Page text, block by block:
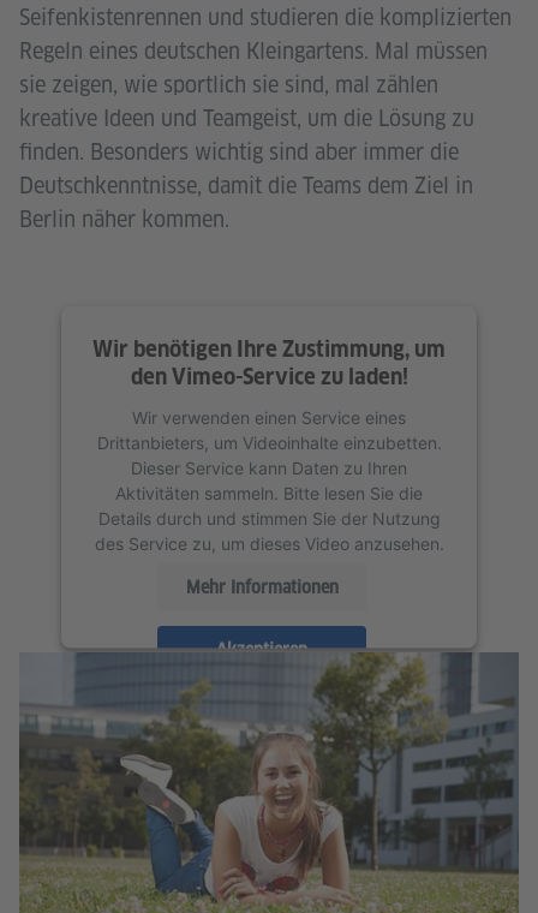
Seifenkistenrennen und studieren die komplizierten
Regeln eines deutschen Kleingartens. Mal müssen
sie zeigen, wie sportlich sie sind, mal zählen
kreative Ideen und Teamgeist, um die Lösung zu
finden. Besonders wichtig sind aber immer die
Deutschkenntnisse, damit die Teams dem Ziel in
Berlin näher kommen.
Wir benötigen Ihre Zustimmung, um
den Vimeo-Service zu laden!
Wir verwenden einen Service eines
Drittanbieters, um Videoinhalte einzubetten.
Dieser Service kann Daten zu Ihren
Aktivitäten sammeln. Bitte lesen Sie die
Details durch und stimmen Sie der Nutzung
des Service zu, um dieses Video anzusehen.
Mehr Informationen
Akzeptieren